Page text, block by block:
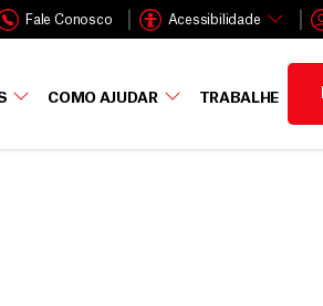
Fale Conosco Acessibilidade
COMO AJUDAR TRABALHE